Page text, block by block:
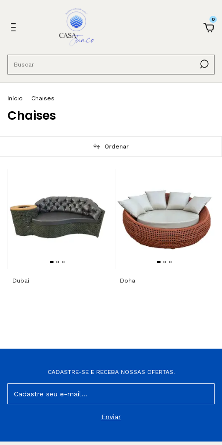
0
Início . Chaises
Chaises
Ordenar
Dubai Doha
CADASTRE-SE E RECEBA NOSSAS OFERTAS.